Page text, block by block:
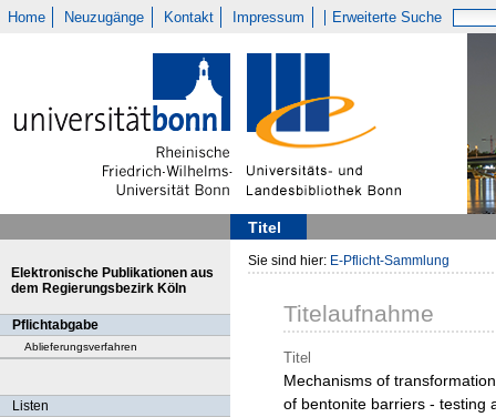
Home Neuzugänge Kontakt Impressum Erweiterte Suche
Titel
Elektronische Publikationen aus
dem Regierungsbezirk Köln
Pflichtabgabe
Ablieferungsverfahren
Listen
Sie sind hier: E-Pflicht-Sammlung
Titelaufnahme
Titel
Mechanisms of transformation
of bentonite barriers - testing